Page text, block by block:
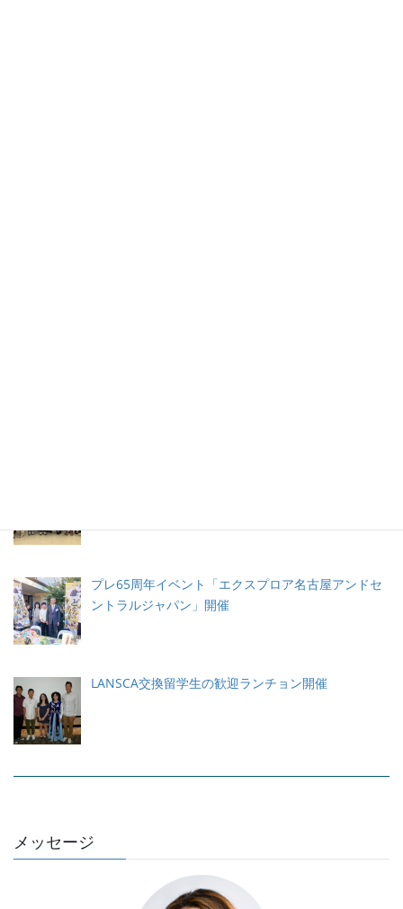
プレ65周年イベント「エクスプロア名古屋アンドセ
ントラルジャパン」開催
LANSCA交換留学生の歓迎ランチョン開催
メッセージ